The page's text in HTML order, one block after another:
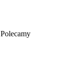
Polecamy